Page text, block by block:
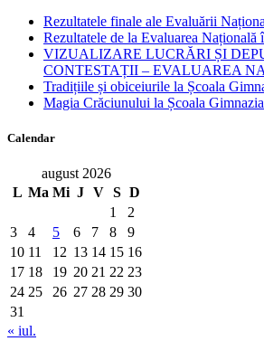
Rezultatele finale ale Evaluării
Rezultatele de la Evaluarea Națională
VIZUALIZARE LUCRĂRI ȘI
CONTESTAȚII – EVALUAREA
Tradițiile și obiceiurile la Școala
Magia Crăciunului la Școala
Calendar
august 2026
L Ma Mi J V S D
1
2
3
4 5 6 7 8
9
10 11 12 13 14 15 16
17 18 19 20 21 22 23
24 25 26 27 28 29 30
31
« iul.